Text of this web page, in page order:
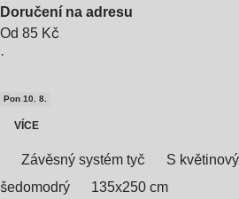
Doručení na adresu
Od 85 Kč
·
Pon 10. 8.
VÍCE
Závěsný systém tyč S
šedomodrý
135x250 cm